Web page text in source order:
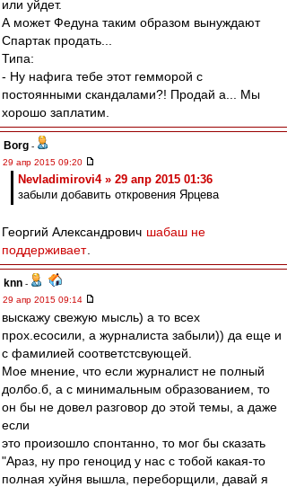
или уйдет.
А может Федуна таким образом вынуждают
Спартак продать...
Типа:
- Ну нафига тебе этот гемморой с
постоянными скандалами?! Продай а... Мы
хорошо заплатим.
Borg -
29 апр 2015 09:20
Nevladimirovi4 » 29 апр 2015 01:36
забыли добавить откровения Ярцева
Георгий Александрович шабаш не
поддерживает
knn -
29 апр 2015 09:14
выскажу свежую мысль) а то всех
прох.есосили, а журналиста забыли)) да еще и
с фамилией соответстсвующей.
Мое мнение, что если журналист не полный
долбо.б, а с минимальным образованием, то
он бы не довел разговор до этой темы, а даже
если
это произошло спонтанно, то мог бы сказать
"Араз, ну про геноцид у нас с тобой какая-то
полная хуйня вышла, переборщили, давай я